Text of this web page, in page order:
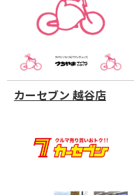
カーセブン 越谷店